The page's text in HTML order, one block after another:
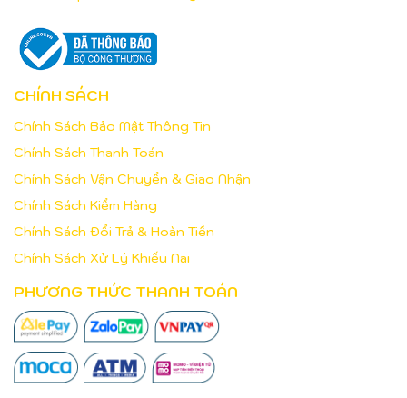
CHÍNH SÁCH
Chính Sách Bảo Mật Thông Tin
Chính Sách Thanh Toán
Chính Sách Vận Chuyển & Giao Nhận
Chính Sách Kiểm Hàng
Chính Sách Đổi Trả & Hoàn Tiền
Chính Sách Xử Lý Khiếu Nại
PHƯƠNG THỨC THANH TOÁN